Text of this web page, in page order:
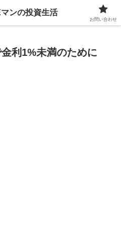
、株式、等々への投資について
利1%未満のために
ンの投資生活
お問い合わせ